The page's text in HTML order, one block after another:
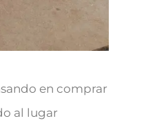
en comprar
al lugar